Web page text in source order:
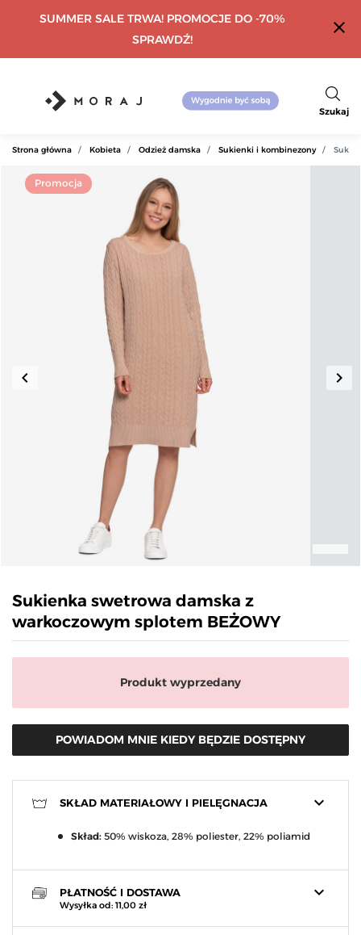
SUMMER SALE TRWA! PROMOCJE DO -70%
SPRAWDŹ!
close
Szukaj
Strona główna Kobieta Odzież damska Sukienki i kombinezony
Promocja
Poprzedni
keyboard_arrow_left keyboard_arrow_right
Sukienka swetrowa damska z
warkoczowym splotem BEŻOWY
Produkt wyprzedany
POWIADOM MNIE KIEDY BĘDZIE DOSTĘPNY
keyboard_arrow_down
SKŁAD MATERIAŁOWY I PIELĘGNACJA
Skład: 50% wiskoza, 28% poliester, 22% poliamid
keyboard_arrow_down
PŁATNOŚĆ I DOSTAWA
Wysyłka od: 11,00 zł